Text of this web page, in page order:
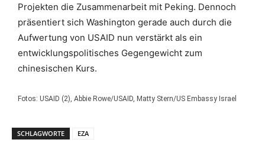
Projekten die Zusammenarbeit mit Peking. Dennoch
präsentiert sich Washington gerade auch durch die
Aufwertung von USAID nun verstärkt als ein
entwicklungspolitisches Gegengewicht zum
chinesischen Kurs.
Fotos: USAID (2), Abbie Rowe/USAID, Matty Stern/US Embassy Israel
SCHLAGWORTE EZA